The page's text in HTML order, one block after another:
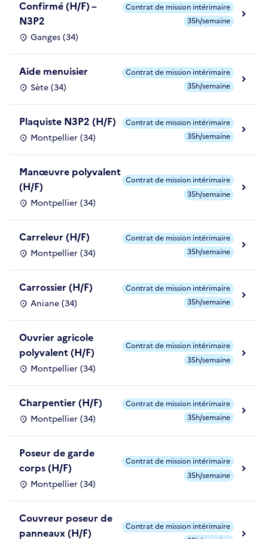
Confirmé (H/F) –
N3P2
Ganges (34)
Contrat de mission intérimaire
35h/semaine
Aide menuisier
Sète (34)
Contrat de mission intérimaire
35h/semaine
Plaquiste N3P2 (H/F)
Montpellier (34)
Contrat de mission intérimaire
35h/semaine
Manœuvre polyvalent
(H/F)
Montpellier (34)
Contrat de mission intérimaire
35h/semaine
Carreleur (H/F)
Montpellier (34)
Contrat de mission intérimaire
35h/semaine
Carrossier (H/F)
Aniane (34)
Contrat de mission intérimaire
35h/semaine
Ouvrier agricole
polyvalent (H/F)
Montpellier (34)
Contrat de mission intérimaire
35h/semaine
Charpentier (H/F)
Montpellier (34)
Contrat de mission intérimaire
35h/semaine
Poseur de garde
corps (H/F)
Montpellier (34)
Contrat de mission intérimaire
35h/semaine
Couvreur poseur de
panneaux (H/F)
Contrat de mission intérimaire